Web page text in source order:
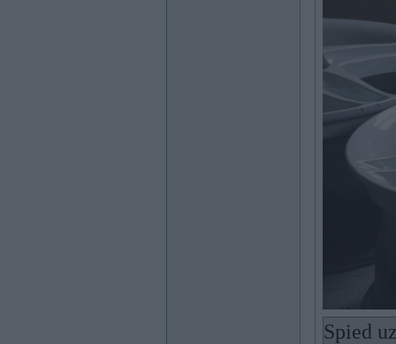
Spied